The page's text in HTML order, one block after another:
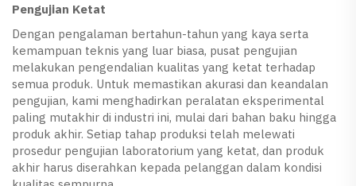
Pengujian Ketat
Dengan pengalaman bertahun-tahun yang kaya serta
kemampuan teknis yang luar biasa, pusat pengujian
melakukan pengendalian kualitas yang ketat terhadap
semua produk. Untuk memastikan akurasi dan keandalan
pengujian, kami menghadirkan peralatan eksperimental
paling mutakhir di industri ini, mulai dari bahan baku hingga
produk akhir. Setiap tahap produksi telah melewati
prosedur pengujian laboratorium yang ketat, dan produk
akhir harus diserahkan kepada pelanggan dalam kondisi